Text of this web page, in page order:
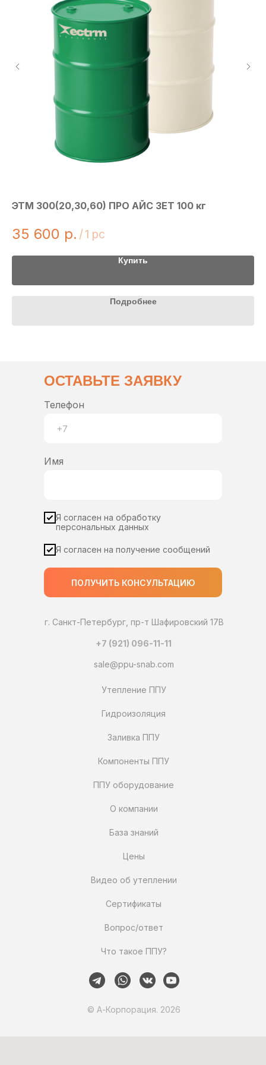
ЭТМ 300(20,30,60) ПРО АЙС ЗЕТ 100 кг
35 600 р. /1 pc
Купить
Подробнее
ОСТАВЬТЕ ЗАЯВКУ
г. Санкт-Петербург, пр-т Шафировский 17В
+7 (921) 096-11-11
sale@ppu-snab.com
Что такое ППУ?
Вопрос/ответ
Сертификаты
Компоненты ППУ
Заливка ППУ
Видео об утеплении
ППУ оборудование
О компании
База знаний
Цены
Гидроизоляция
Утепление ППУ
© А-Корпорация. 2026
Телефон
Имя
Я согласен на обработку
персональных данных
Я согласен на получение сообщений
ПОЛУЧИТЬ КОНСУЛЬТАЦИЮ